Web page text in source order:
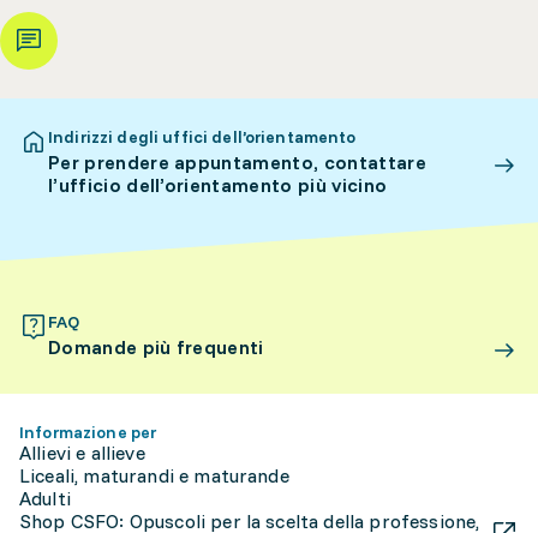
Indirizzi degli uffici dell’orientamento
Per prendere appuntamento, contattare
l’ufficio dell’orientamento più vicino
FAQ
Domande più frequenti
Informazione per
Allievi e allieve
Liceali, maturandi e maturande
Adulti
Shop CSFO: Opuscoli per la scelta della professione,